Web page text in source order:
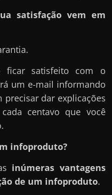
satisfação vem em
ficar satisfeito com o
um e-mail informando
precisar dar explicações
centavo que você
infoproduto?
inúmeras vantagens
de um infoproduto.